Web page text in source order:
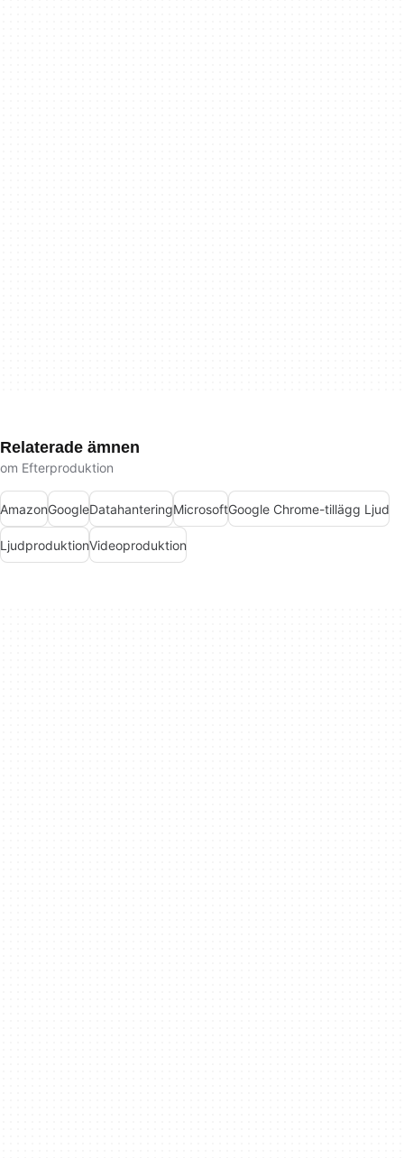
Relaterade ämnen
om Efterproduktion
AmazonGoogleDatahanteringMicrosoftGoogle Chrome-tillägg Ljud
LjudproduktionVideoproduktion